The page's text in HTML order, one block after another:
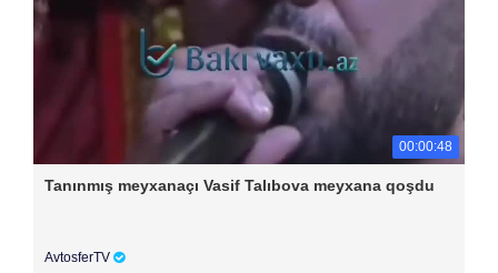
00:00:48
Tanınmış meyxanaçı Vasif Talıbova meyxana qoşdu
AvtosferTV